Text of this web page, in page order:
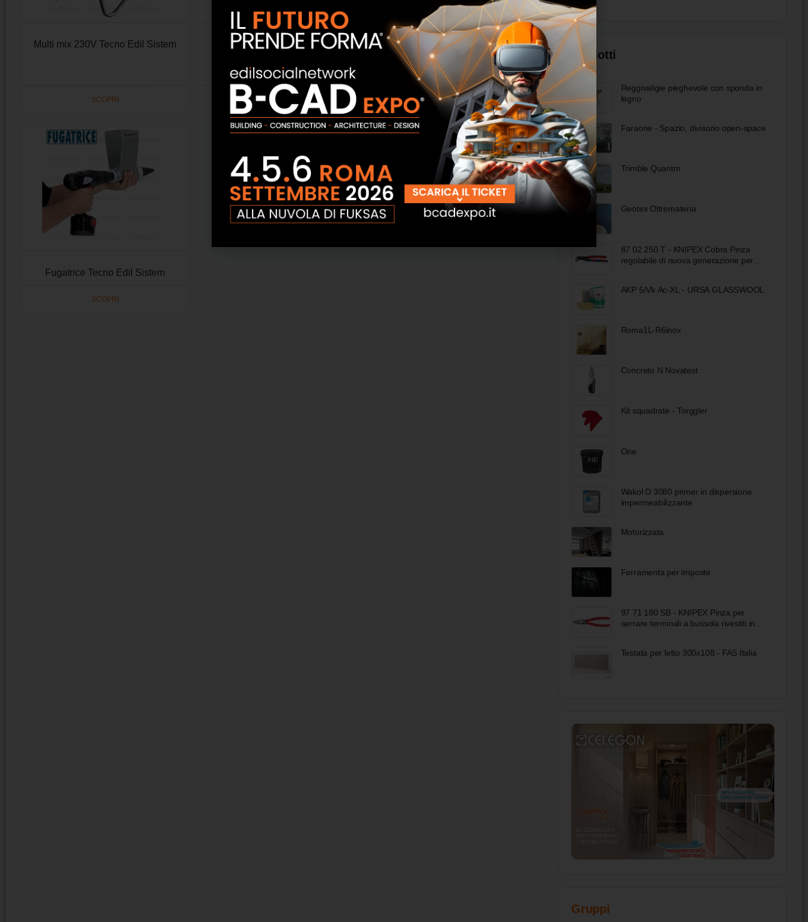
Multi mix 230V Tecno Edil Sistem
SCOPRI
Macchina intonaci e massetti mac
Sistem
SCOPRI
Macchina per intonaco tradizionale
mac beton 230V/400V Tecno Edil
Sistem
SCOPRI
Fugatrice Tecno Edil Sistem
SCOPRI
Prodotti
Reggivaligie pieghevole con sponda in
legno
Faraone - Spazio, divisorio open-space
Trimble Quantm
Geotex Oltremateria
87 02 250 T - KNIPEX Cobra Pinza
regolabile di nuova generazione per
AKP 5/Vk Ac-XL - URSA GLASSWOOL
Roma1L-R6inox
Concreto N Novatest
Kit squadrate - Torggler
One
Wakol D 3080 primer in dispersione
impermeabilizzante
Motorizzata
Ferramenta per imposte
97 71 180 SB - KNIPEX Pinza per
serrare terminali a bussola rivestiti in
Testata per letto 300x108 - FAS Italia
Gruppi